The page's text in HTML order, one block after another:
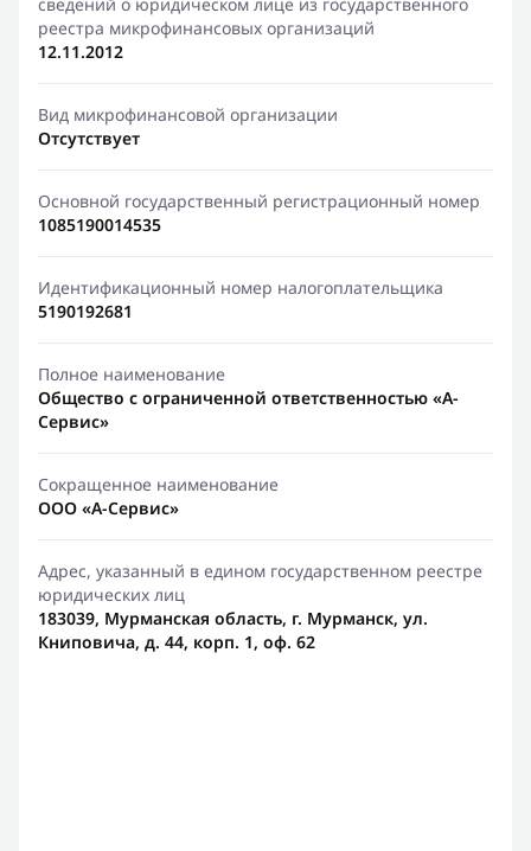
реестра микрофинансовых организаций
12.11.2012
Вид микрофинансовой организации
Отсутствует
Основной государственный регистрационный номер
1085190014535
Идентификационный номер налогоплательщика
5190192681
Полное наименование
Общество с ограниченной ответственностью «А-
Сервис»
Сокращенное наименование
ООО «А-Сервис»
Адрес, указанный в едином государственном реестре
юридических лиц
183039, Мурманская область, г. Мурманск, ул.
Книповича, д. 44, корп. 1, оф. 62